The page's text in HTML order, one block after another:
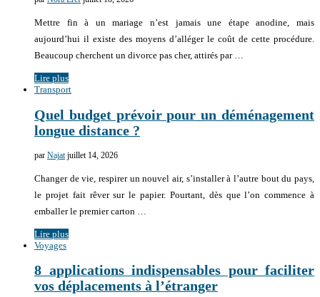
Mettre fin à un mariage n’est jamais une étape anodine, mais
aujourd’hui il existe des moyens d’alléger le coût de cette procédure.
Beaucoup cherchent un divorce pas cher, attirés par …
Lire plus
Transport
Quel budget prévoir pour un déménagement
longue distance ?
par Najat juillet 14, 2026
Changer de vie, respirer un nouvel air, s’installer à l’autre bout du pays,
le projet fait rêver sur le papier. Pourtant, dès que l’on commence à
emballer le premier carton …
Lire plus
Voyages
8 applications indispensables pour faciliter
vos déplacements à l’étranger